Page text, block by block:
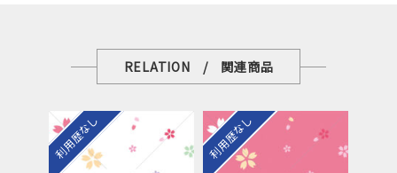
RELATION / 関連商品
利用歴なし 利用歴なし